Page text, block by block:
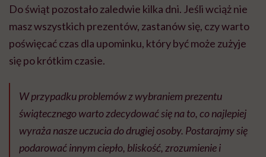
Do świąt pozostało zaledwie kilka dni. Jeśli wciąż nie
masz wszystkich prezentów, zastanów się, czy warto
poświęcać czas dla upominku, który być może zużyje
się po krótkim czasie.
W przypadku problemów z wybraniem prezentu
świątecznego warto zdecydować się na to, co najlepiej
wyraża nasze uczucia do drugiej osoby. Postarajmy się
podarować innym ciepło, bliskość, zrozumienie i